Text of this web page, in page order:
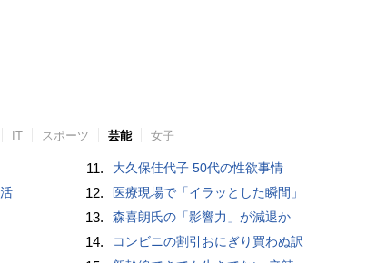
IT スポーツ 芸能 女子
11. 大久保佳代子 50代の性欲事情
12. 医療現場で「イラッとした瞬間」
13. 森喜朗氏の「影響力」が減退か
14. コンビニの割引おにぎり買わぬ訳